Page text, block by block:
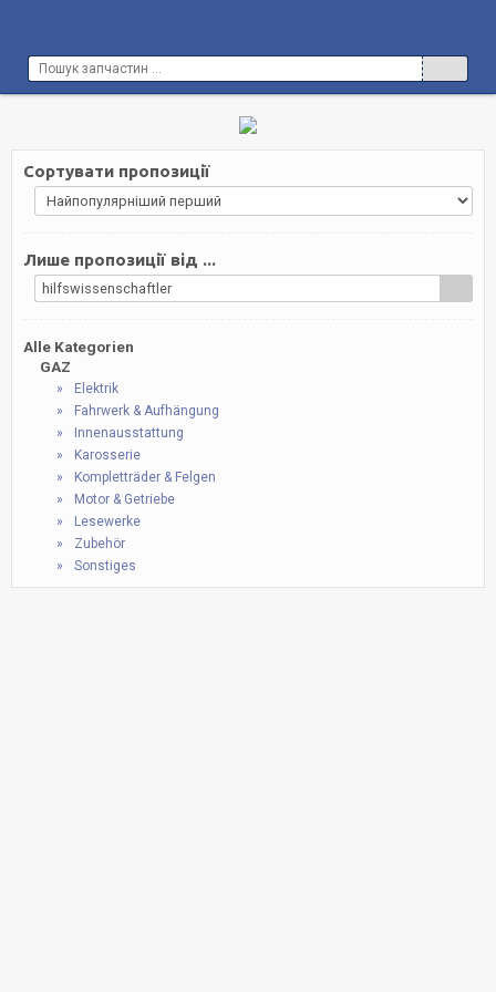
Сортувати пропозиції
Лише пропозиції від ...
hilfswissenschaftler
Alle Kategorien
GAZ
Elektrik
Fahrwerk & Aufhängung
Innenausstattung
Karosserie
Kompletträder & Felgen
Motor & Getriebe
Lesewerke
Zubehör
Sonstiges